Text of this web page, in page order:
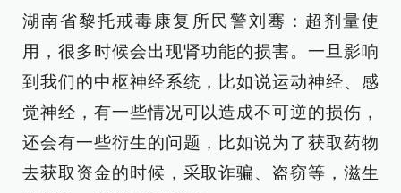
湖南省黎托戒毒康复所民警刘骞：超剂量使
用，很多时候会出现肾功能的损害。一旦影响
到我们的中枢神经系统，比如说运动神经、感
觉神经，有一些情况可以造成不可逆的损伤，
还会有一些衍生的问题，比如说为了获取药物
去获取资金的时候，采取诈骗、盗窃等，滋生